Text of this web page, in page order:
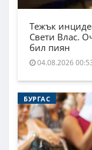
Тежък
Свети Влас.
бил пиян
04.08.2026
БУРГАС